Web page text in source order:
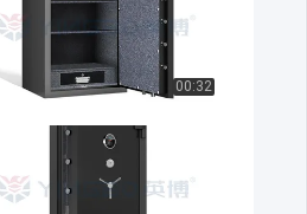
00:32